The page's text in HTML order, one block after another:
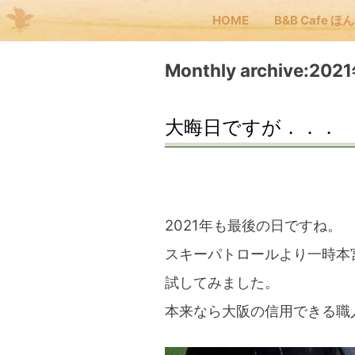
HOME B&B Cafe ほ
く
くま
Monthly archive:2021
大晦日ですが．．．
2021年も最後の日ですね。
スキーパトロールより一時
試してみました。
本来なら大阪の信用できる